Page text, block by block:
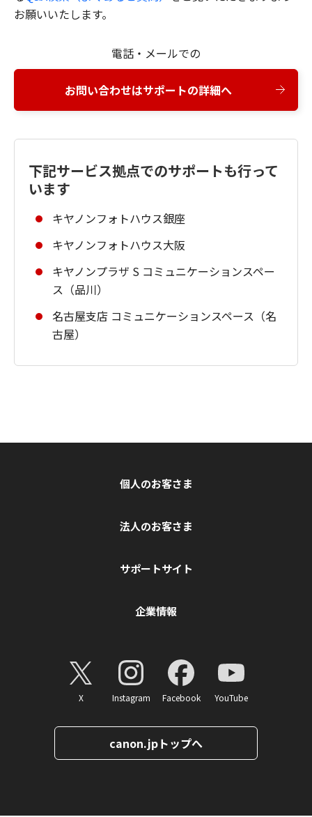
お願いいたします。
電話・メールでの
お問い合わせはサポートの詳細へ
下記サービス拠点でのサポートも行って
います
キヤノンフォトハウス銀座
キヤノンフォトハウス大阪
キヤノンプラザ S コミュニケーションスペー
ス（品川）
名古屋支店 コミュニケーションスペース（名
古屋）
個人のお客さま
法人のお客さま
サポートサイト
企業情報
X Instagram Facebook YouTube
canon.jpトップへ